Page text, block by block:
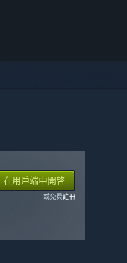
在用戶端中開啓
或免費註冊